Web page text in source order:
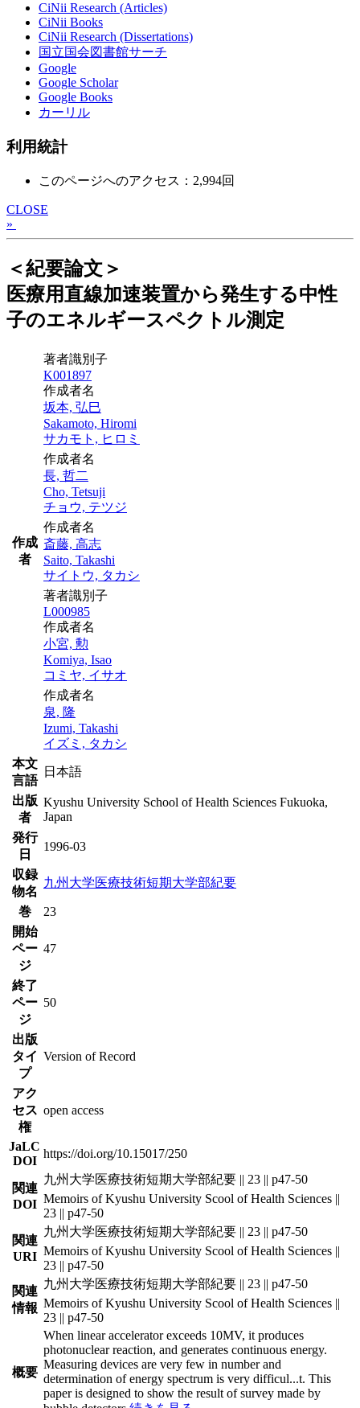
CiNii Research (Articles)
CiNii Books
CiNii Research (Dissertations)
国立国会図書館サーチ
Google
Google Scholar
Google Books
カーリル
利用統計
このページへのアクセス：2,994回
CLOSE
»
＜紀要論文＞
医療用直線加速装置から発生する中性
子のエネルギースペクトル測定
作成
者
著者識別子
K001897
作成者名
坂本, 弘巳
Sakamoto, Hiromi
サカモト, ヒロミ
作成者名
長, 哲二
Cho, Tetsuji
チョウ, テツジ
作成者名
斎藤, 高志
Saito, Takashi
サイトウ, タカシ
著者識別子
L000985
作成者名
小宮, 勲
Komiya, Isao
コミヤ, イサオ
作成者名
泉, 隆
Izumi, Takashi
イズミ, タカシ
本文
言語
日本語
出版
者
Kyushu University School of Health Sciences Fukuoka,
Japan
発行
日
1996-03
収録
物名
九州大学医療技術短期大学部紀要
巻
23
開始
ペー
ジ
47
終了
ペー
ジ
50
出版
タイ
プ
Version of Record
アク
セス
権
open access
JaLC
DOI
https://doi.org/10.15017/250
関連
DOI
九州大学医療技術短期大学部紀要 || 23 || p47-50
Memoirs of Kyushu University Scool of Health Sciences ||
23 || p47-50
関連
URI
九州大学医療技術短期大学部紀要 || 23 || p47-50
Memoirs of Kyushu University Scool of Health Sciences ||
23 || p47-50
関連
情報
九州大学医療技術短期大学部紀要 || 23 || p47-50
Memoirs of Kyushu University Scool of Health Sciences ||
23 || p47-50
概要
When linear accelerator exceeds 10MV, it produces
photonuclear reaction, and generates continuous energy.
Measuring devices are very few in number and
determination of energy spectrum is very difficul...t. This
paper is designed to show the result of survey made by